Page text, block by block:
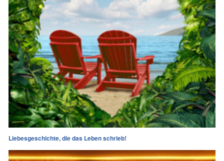
Liebesgeschichte, die das Leben schrieb!